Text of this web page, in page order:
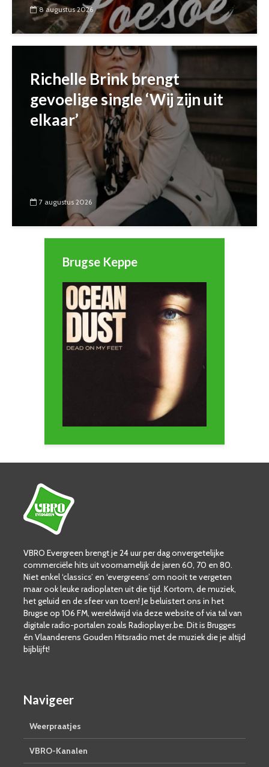
8 augustus 2026
Richelle Brink brengt
gevoelige single ‘Wij zijn uit
elkaar’
7 augustus 2026
Brugse Keppe
VBRO Evergreen brengt je 24 uur per dag onvergetelijke
commerciële hits uit voornamelijk de jaren 60, 70 en 80.
Niet enkel ‘classics’ en ‘evergreens’ om nooit te vergeten
maar ook leuke radioplaten uit die tijd. Kortom, de muziek,
het geluid en de sfeer van toen! Je beluistert ons in het
Brugse op 106 FM, wereldwijd via deze website of via tal van
digitale radio-portalen zoals Radioplayer.be. Dit is Brugges
én Vlaanderens Gouden Hitsradio met de muziek die je altijd
bijblijft!
Navigeer
Weerpraatjes
VBRO-Kanalen